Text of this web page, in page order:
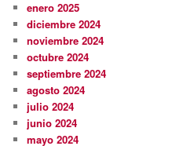
enero 2025
diciembre 2024
noviembre 2024
octubre 2024
septiembre 2024
agosto 2024
julio 2024
junio 2024
mayo 2024